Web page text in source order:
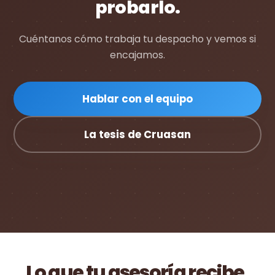
probarlo.
Cuéntanos cómo trabaja tu despacho y vemos si
encajamos.
Hablar con el equipo
La tesis de Cruasan